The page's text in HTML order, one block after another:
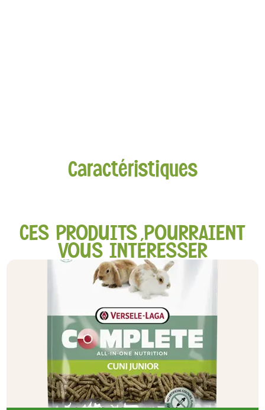
Caractéristiques
CES PRODUITS POURRAIENT
VOUS INTÉRESSER